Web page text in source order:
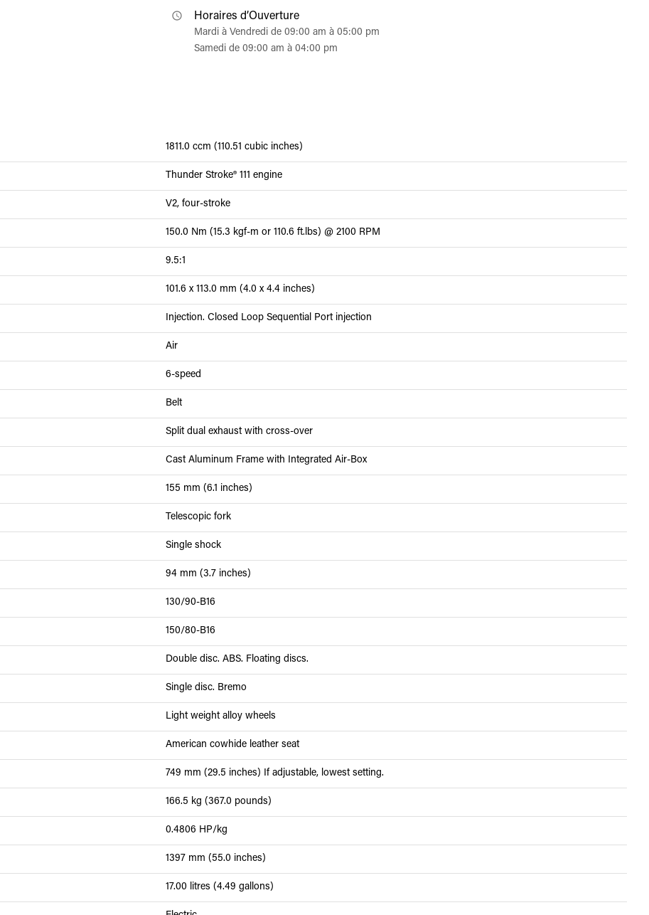
Horaires d’Ouverture
Mardi à Vendredi de 09:00 am à 05:00 pm
Samedi de 09:00 am à 04:00 pm
1811.0 ccm (110.51 cubic inches)
Thunder Stroke® 111 engine
V2, four-stroke
150.0 Nm (15.3 kgf-m or 110.6 ft.lbs) @ 2100 RPM
9.5:1
101.6 x 113.0 mm (4.0 x 4.4 inches)
Injection. Closed Loop Sequential Port injection
Air
6-speed
Belt
Split dual exhaust with cross-over
Cast Aluminum Frame with Integrated Air-Box
155 mm (6.1 inches)
Telescopic fork
Single shock
94 mm (3.7 inches)
130/90-B16
150/80-B16
Double disc. ABS. Floating discs.
Single disc. Bremo
Light weight alloy wheels
American cowhide leather seat
749 mm (29.5 inches) If adjustable, lowest setting.
166.5 kg (367.0 pounds)
0.4806 HP/kg
1397 mm (55.0 inches)
17.00 litres (4.49 gallons)